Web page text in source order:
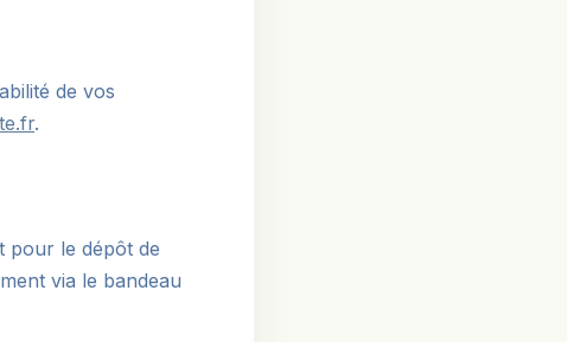
de vos
.
pour le dépôt de
via le bandeau